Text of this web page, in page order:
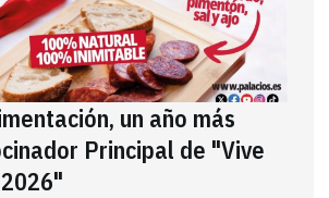
un año más
Principal de "Vive